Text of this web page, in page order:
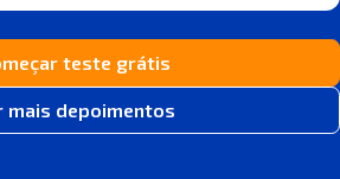
teste grátis
mais depoimentos